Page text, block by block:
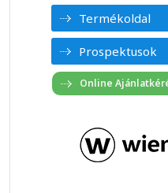
Termékoldal
Prospektusok